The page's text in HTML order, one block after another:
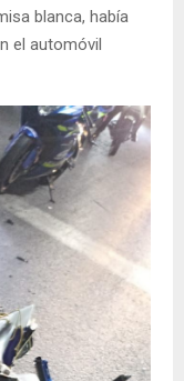
blanca, había
el automóvil